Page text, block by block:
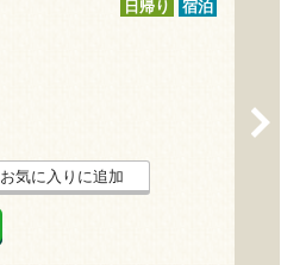
日帰り 宿泊
お気に入りに追加